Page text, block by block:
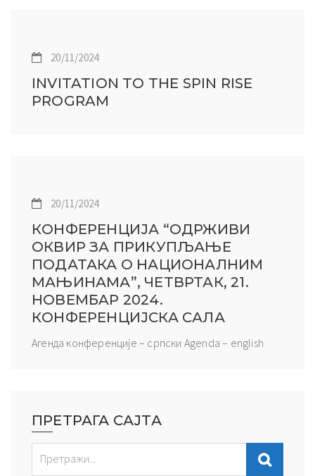
20/11/2024
INVITATION TO THE SPIN RISE
PROGRAM
20/11/2024
КОНФЕРЕНЦИЈА “ОДРЖИВИ
ОКВИР ЗА ПРИКУПЉАЊЕ
ПОДАТАКА О НАЦИОНАЛНИМ
МАЊИНАМА”, ЧЕТВРТАК, 21.
НОВЕМБAР 2024.
КОНФЕРЕНЦИЈСКА САЛА
Агенда конференције – српски Agenda – english
ПРЕТРАГА САЈТА